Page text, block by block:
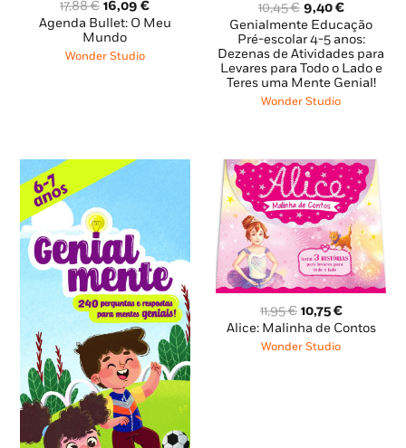
17,88€ O
preço
original
era:
16,09€O
preço
Agenda Bullet: O Meu
Mundo
Wonder Studio
10,45€ O
preço
original
era:
10,45 €.
9,40€O
preço
atual
é:
9,40 €.
Genialmente Educação
Pré-escolar 4-5 anos:
Dezenas de Atividades para
Levares para Todo o Lado e
Teres uma Mente Genial!
Wonder Studio
11,95€ O
preço
original
10,75€O
preço
Alice: Malinha de Contos
Wonder Studio